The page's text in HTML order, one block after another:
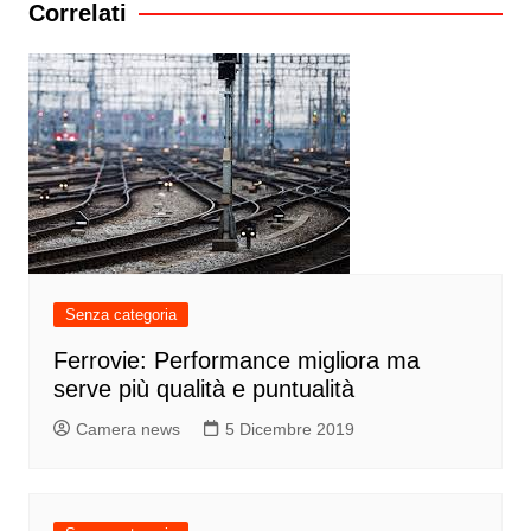
Correlati
Senza categoria
Ferrovie: Performance migliora ma
serve più qualità e puntualità
Camera news 5 Dicembre 2019